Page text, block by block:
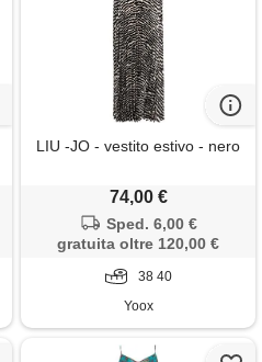
LIU -JO - vestito estivo - nero
74,00 €
Sped. 6,00 €
gratuita oltre 120,00 €
38 40
Yoox